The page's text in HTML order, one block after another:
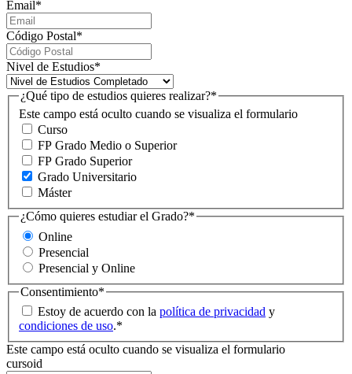
Email*
Código Postal*
Nivel de Estudios*
Este campo está oculto cuando se visualiza el formulario
¿Qué tipo de estudios quieres realizar?*
Curso
FP Grado Medio o Superior
FP Grado Superior
Grado Universitario
Máster
¿Cómo quieres estudiar el Grado?*
Online
Presencial
Presencial y Online
Consentimiento*
Estoy de acuerdo con la política de privacidad y
condiciones de uso.*
Este campo está oculto cuando se visualiza el formulario
cursoid